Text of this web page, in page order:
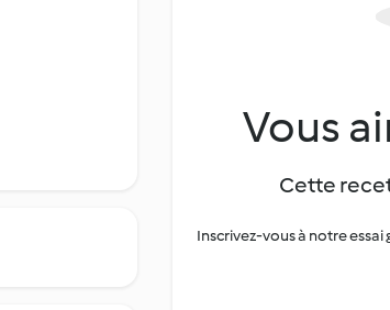
Vous
Cette
Inscrivez-vous à notre